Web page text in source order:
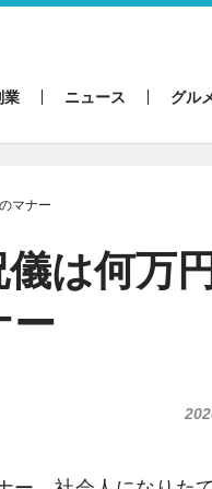
業 ニュース グル
マナー
は何万
ー